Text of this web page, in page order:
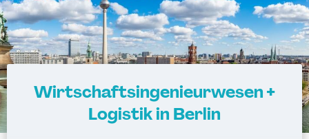
Wirtschaftsingenieurwesen +
Logistik in Berlin